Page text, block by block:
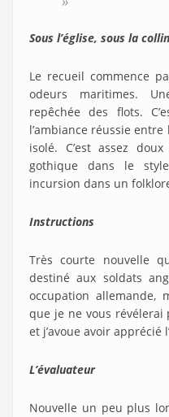
Sous l’église, sous la
Le recueil commence
odeurs maritimes.
repêchée des flots.
l’ambiance réussie
isolé. C’est assez
gothique dans le
incursion dans un
Instructions
Très courte nouvelle
destiné aux soldats
occupation allemande,
que je ne vous révélerai
et j’avoue avoir apprécié
L’évaluateur
Nouvelle un peu plus